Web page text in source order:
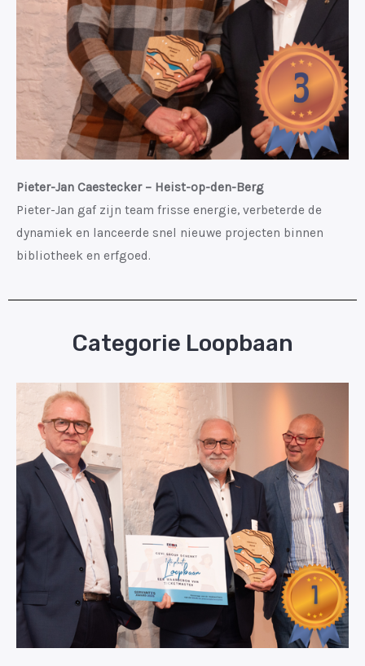
Pieter-Jan Caestecker – Heist-op-den-Berg
Pieter-Jan gaf zijn team frisse energie, verbeterde de
dynamiek en lanceerde snel nieuwe projecten binnen
bibliotheek en erfgoed.
Categorie Loopbaan